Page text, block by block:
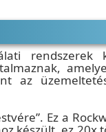
rendszerek
az
Ez a